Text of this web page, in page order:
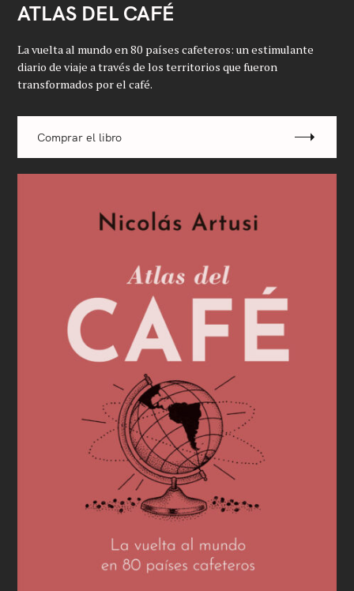
ATLAS DEL CAFÉ
La vuelta al mundo en 80 países cafeteros: un estimulante
diario de viaje a través de los territorios que fueron
transformados por el café.
Comprar el libro